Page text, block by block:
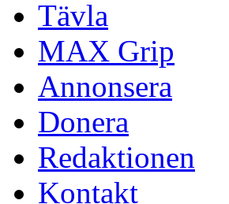
Tävla
MAX Grip
Annonsera
Donera
Redaktionen
Kontakt